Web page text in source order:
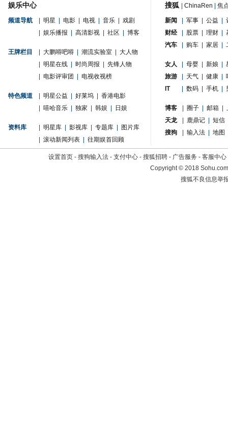
娱乐中心
频道导航 明星 电影 电视 音乐
戏剧
娱乐播报 高清影视 社区 博客
王牌栏目 大鹏嘚吧嘚 潮流实验室
大人物
明星在线 时尚周报
先锋人物
电影评审团 电视收视榜
特色频道 明星公益 好莱坞
香港电影
嘻哈音乐 独家 韩娱 日娱
资料库 明星库 影视库 专题库
图片库
滚动新闻列表 往期娱首回顾
搜狐 ChinaRen 焦
新闻 军事 公益
财经
股票 理财
汽车
购车 家居
女人 母婴 新娘
旅游
天气 健康
IT
数码 手机
博客 圈子 邮箱
天龙
鹿鼎记
短信
搜狗
输入法 地图
设置首页 - 搜狗输入法 - 支付中心 - 搜狐招聘 - 广告服务 - 客服中心
Copyright©2018
搜狐不良信息举